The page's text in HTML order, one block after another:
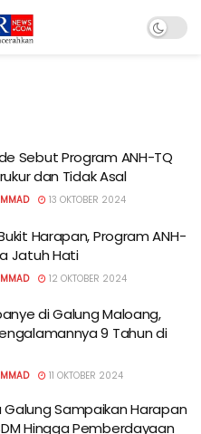
Sebut Program ANH-TQ
dan Tidak Asal
13 OKTOBER 2024
Harapan, Program ANH-
Jatuh Hati
12 OKTOBER 2024
di Galung Maloang,
9 Tahun di
11 OKTOBER 2024
Sampaikan Harapan
Hingga Pemberdayaan